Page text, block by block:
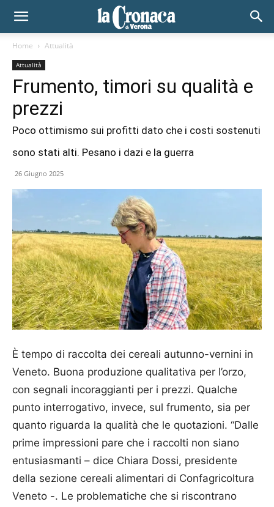
Home Attualità
Attualità
Frumento, timori su qualità e
prezzi
Poco ottimismo sui profitti dato che i costi sostenuti
sono stati alti. Pesano i dazi e la guerra
26 Giugno 2025
È tempo di raccolta dei cereali autunno-vernini in
Veneto. Buona produzione qualitativa per l’orzo,
con segnali incoraggianti per i prezzi. Qualche
punto interrogativo, invece, sul frumento, sia per
quanto riguarda la qualità che le quotazioni. “Dalle
prime impressioni pare che i raccolti non siano
entusiasmanti – dice Chiara Dossi, presidente
della sezione cereali alimentari di Confagricoltura
Veneto -. Le problematiche che si riscontrano